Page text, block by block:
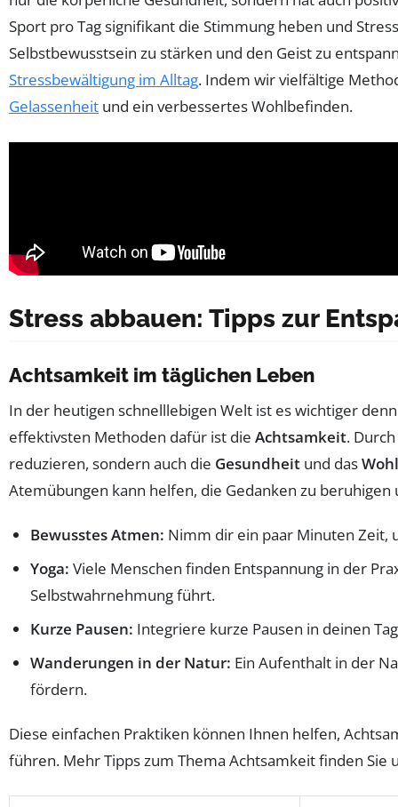
Sport pro Tag signifikant die Stimmung heben und
Selbstbewusstsein zu stärken und den Geist zu
Stressbewältigung im Alltag. Indem wir vielfältige
Gelassenheit und ein verbessertes Wohlbefinden.
Stress abbauen: Tipps zur
Achtsamkeit im täglichen Leben
In der heutigen schnelllebigen Welt ist es wichtiger
effektivsten Methoden dafür ist die Achtsamkeit.
reduzieren, sondern auch die Gesundheit und das
Atemübungen kann helfen, die Gedanken zu
Bewusstes Atmen: Nimm dir ein paar Minuten Zeit,
Yoga: Viele Menschen finden Entspannung in der
Selbstwahrnehmung führt.
Kurze Pausen: Integriere kurze Pausen in deinen
Wanderungen in der Natur: Ein Aufenthalt in der
fördern.
Diese einfachen Praktiken können Ihnen helfen,
führen. Mehr Tipps zum Thema Achtsamkeit finden Sie